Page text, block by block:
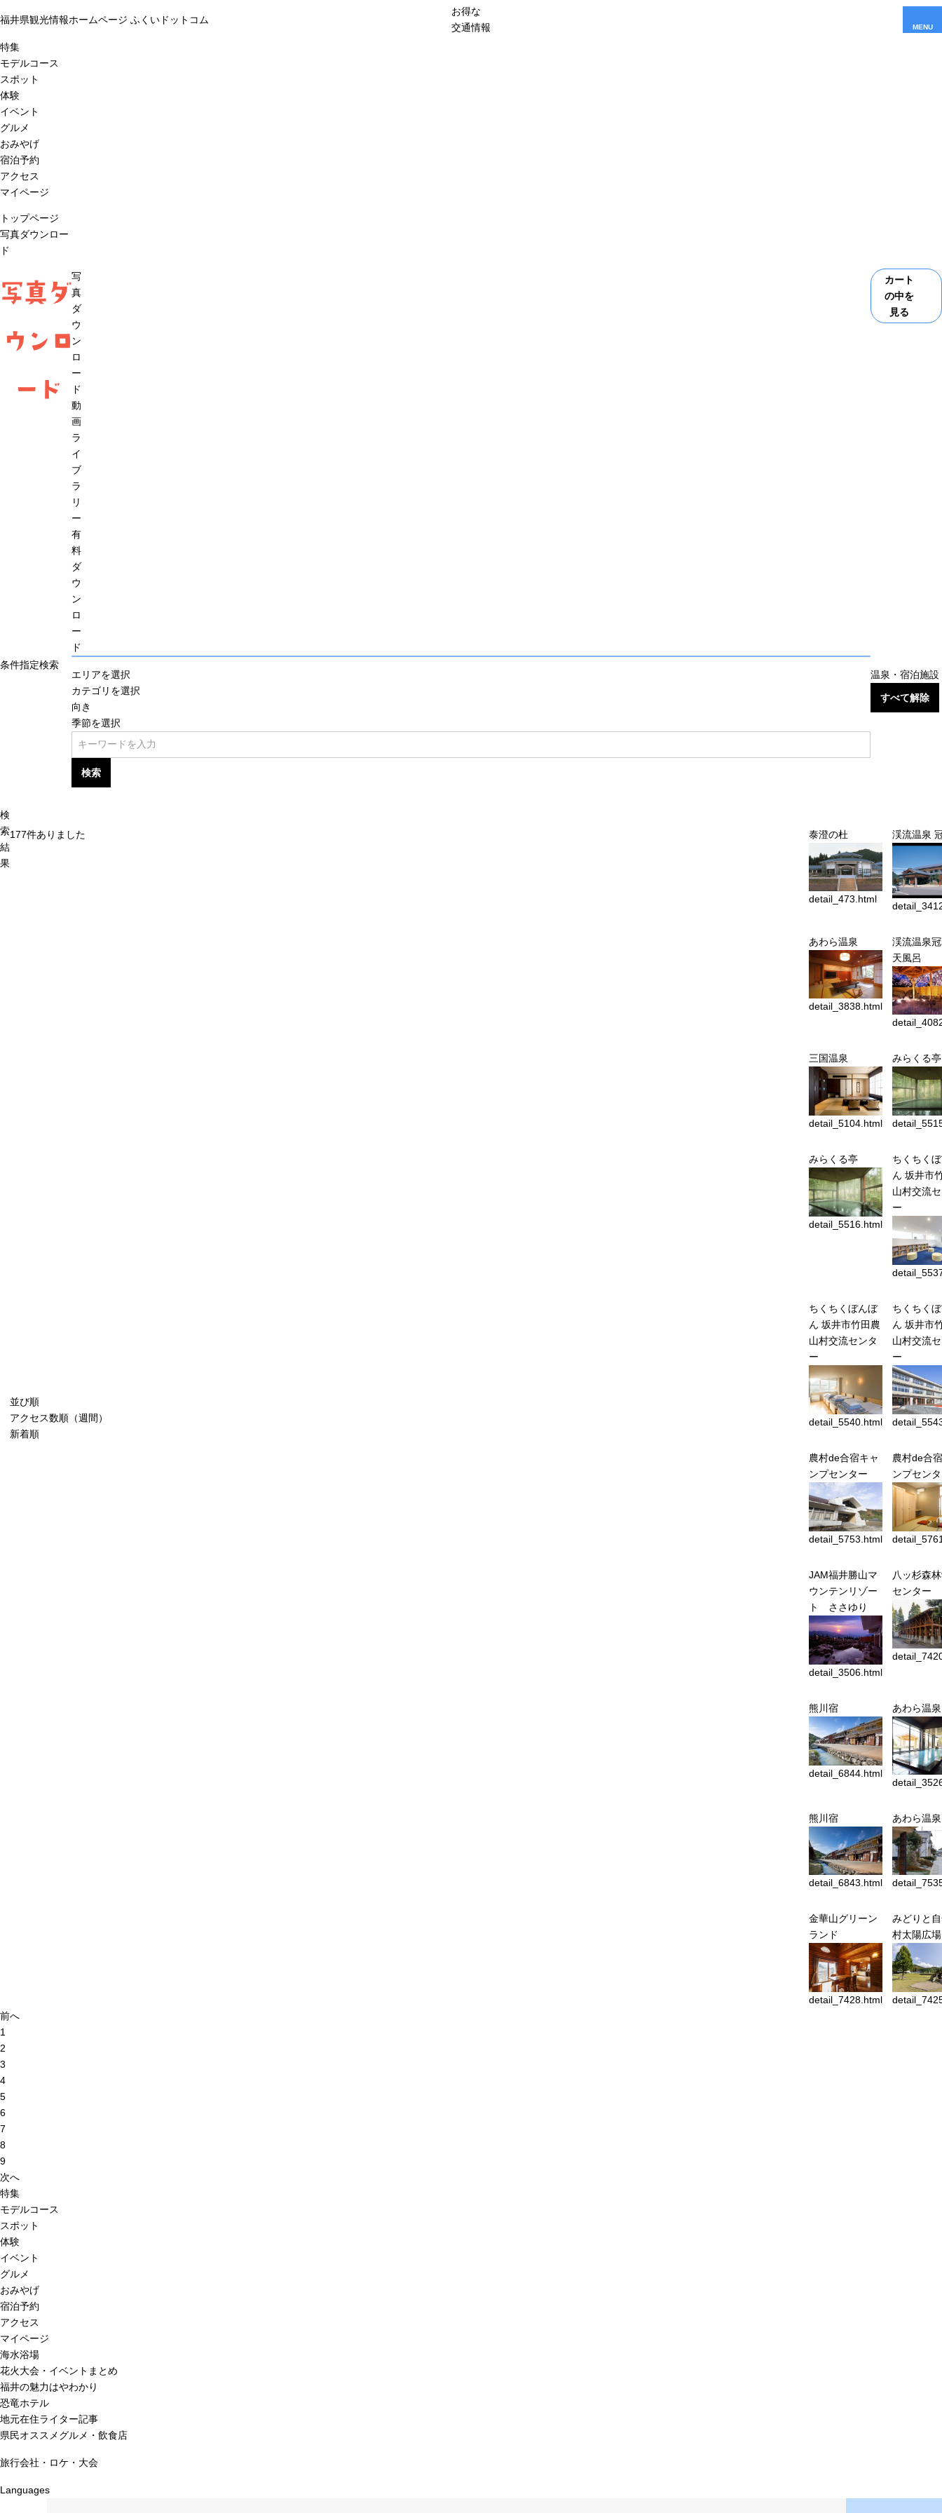
福井県観光情報ホームページ ふくいドットコム
お得な
交通情報
MENU
特集
モデルコース
スポット
体験
イベント
グルメ
おみやげ
宿泊予約
アクセス
マイページ
トップページ
写真ダウンロー
ド
真ダ
ウンロ
ード
写
真
ダ
ウ
ン
ロ
ー
ド
動
画
ラ
イ
ブ
ラ
リ
ー
有
料
ダ
ウ
ン
ロ
ー
ド
カート
の中を
見る
条件指定検索
エリアを選択
カテゴリを選択
向き
季節を選択
検索
温泉・宿泊施設
すべて解除
検
索
結
果
177件ありました
並び順
アクセス数順（週間）
新着順
泰澄の杜
detail_473.html
渓流温泉
あわら温泉
detail_3838.html
渓流温泉
天風呂
三国温泉
detail_5104.html
みらくる亭
みらくる亭
detail_5516.html
ちくちく
ん 坂井市
山村交流
ー
ちくちくぼんぼ
ん 坂井市竹田農
山村交流センタ
ー
detail_5540.html
ちくちく
ん 坂井市
山村交流
ー
農村de合宿キャ
ンプセンター
detail_5753.html
農村de合
ンプセン
JAM福井勝山マ
ウンテンリゾー
ト ささゆり
detail_3506.html
八ッ杉森
センター
熊川宿
detail_6844.html
あわら温泉
熊川宿
detail_6843.html
あわら温泉
金華山グリーン
ランド
detail_7428.html
みどりと
村太陽広場
前へ
1
2
3
4
5
6
7
8
9
次へ
特集
モデルコース
スポット
体験
イベント
グルメ
おみやげ
宿泊予約
アクセス
マイページ
海水浴場
花火大会・イベントまとめ
福井の魅力はやわかり
恐竜ホテル
地元在住ライター記事
県民オススメグルメ・飲食店
旅行会社・ロケ・大会
Languages